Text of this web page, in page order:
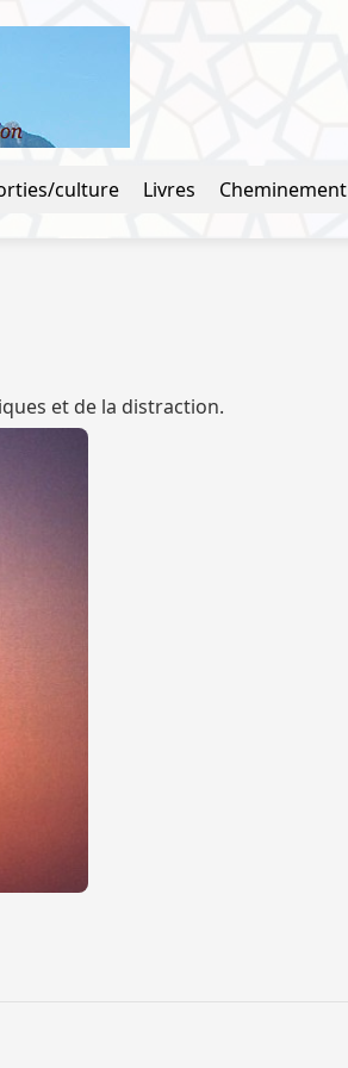
culture Livres Cheminement
et de la distraction.